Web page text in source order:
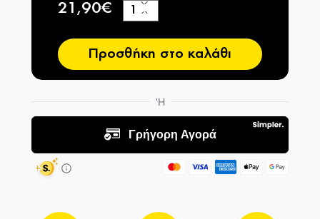
21,90€
−
+
Προσθήκη στο καλάθι